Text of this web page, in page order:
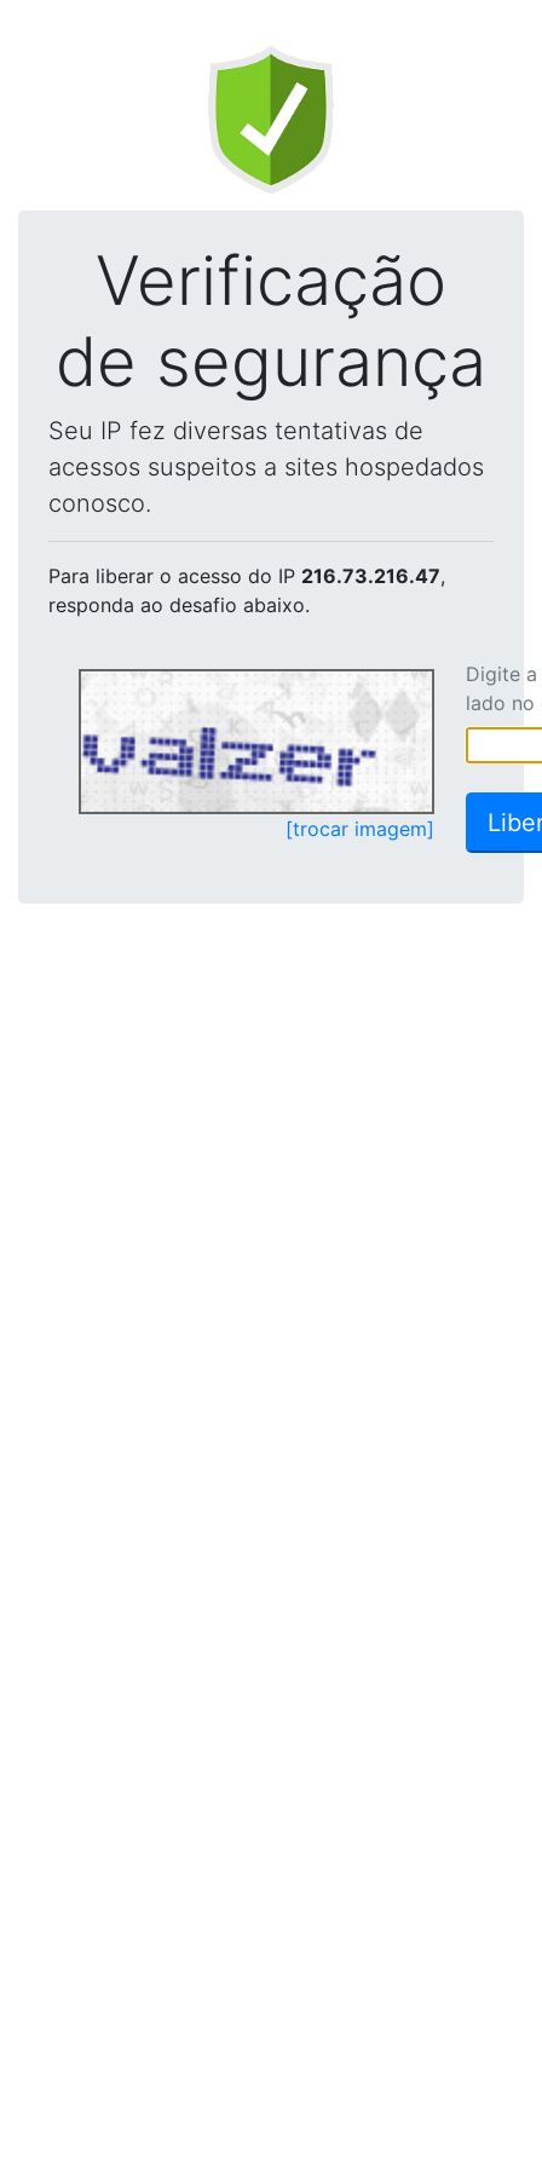
Verificação
de segurança
Seu IP fez diversas tentativas de
acessos suspeitos a sites hospedados
conosco.
Para liberar o acesso do IP 216.73.216.47,
responda ao desafio abaixo.
[trocar imagem]
Digite
lado no